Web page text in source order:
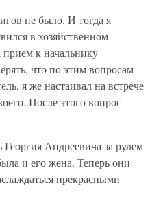
не было. И тогда я
в хозяйственном
к начальнику
что по этим вопросам
я же настаивал на встрече
После этого вопрос
Андреевича за рулем
и его жена. Теперь они
прекрасными